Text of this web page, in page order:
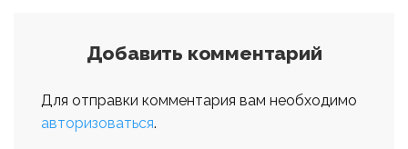
Добавить комментарий
Для отправки комментария вам необходимо
авторизоваться.